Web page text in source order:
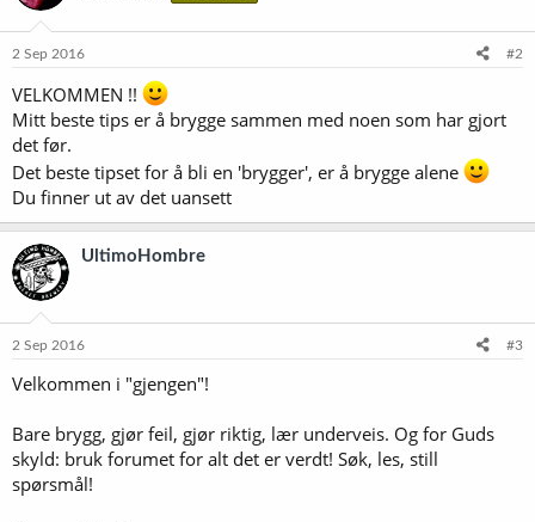
2 Sep 2016 #2
VELKOMMEN !!
Mitt beste tips er å brygge sammen med noen som har gjort
det før.
Det beste tipset for å bli en 'brygger', er å brygge alene
Du finner ut av det uansett
UltimoHombre
2 Sep 2016 #3
Velkommen i "gjengen"!
Bare brygg, gjør feil, gjør riktig, lær underveis. Og for Guds
skyld: bruk forumet for alt det er verdt! Søk, les, still
spørsmål!